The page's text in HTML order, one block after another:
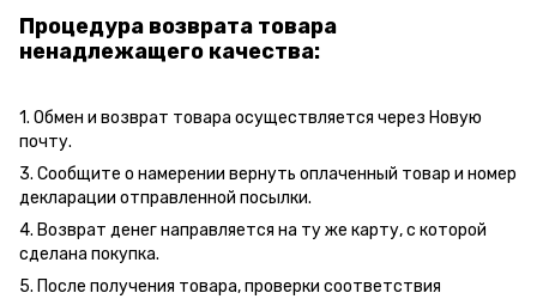
Процедура возврата товара
ненадлежащего качества:
1. Обмен и возврат товара осуществляется через Новую
почту.
3. Сообщите о намерении вернуть оплаченный товар и номер
декларации отправленной посылки.
4. Возврат денег направляется на ту же карту, с которой
сделана покупка.
5. После получения товара, проверки соответствия